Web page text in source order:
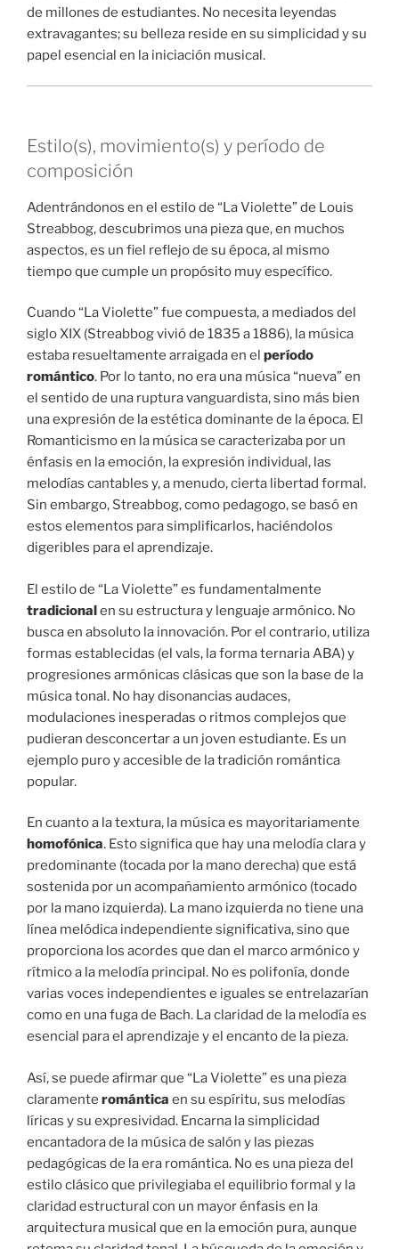
de millones de estudiantes. No necesita leyendas
extravagantes; su belleza reside en su simplicidad y su
papel esencial en la iniciación musical.
Estilo(s), movimiento(s) y período de
composición
Adentrándonos en el estilo de “La Violette” de Louis
Streabbog, descubrimos una pieza que, en muchos
aspectos, es un fiel reflejo de su época, al mismo
tiempo que cumple un propósito muy específico.
Cuando “La Violette” fue compuesta, a mediados del
siglo XIX (Streabbog vivió de 1835 a 1886), la música
estaba resueltamente arraigada en el período
romántico. Por lo tanto, no era una música “nueva” en
el sentido de una ruptura vanguardista, sino más bien
una expresión de la estética dominante de la época. El
Romanticismo en la música se caracterizaba por un
énfasis en la emoción, la expresión individual, las
melodías cantables y, a menudo, cierta libertad formal.
Sin embargo, Streabbog, como pedagogo, se basó en
estos elementos para simplificarlos, haciéndolos
digeribles para el aprendizaje.
El estilo de “La Violette” es fundamentalmente
tradicionalen su estructura y lenguaje armónico. No
busca en absoluto la innovación. Por el contrario, utiliza
formas establecidas (el vals, la forma ternaria ABA) y
progresiones armónicas clásicas que son la base de la
música tonal. No hay disonancias audaces,
modulaciones inesperadas o ritmos complejos que
pudieran desconcertar a un joven estudiante. Es un
ejemplo puro y accesible de la tradición romántica
popular.
En cuanto a la textura, la música es mayoritariamente
homofónica. Esto significa que hay una melodía clara y
predominante (tocada por la mano derecha) que está
sostenida por un acompañamiento armónico (tocado
por la mano izquierda). La mano izquierda no tiene una
línea melódica independiente significativa, sino que
proporciona los acordes que dan el marco armónico y
rítmico a la melodía principal. No es polifonía, donde
varias voces independientes e iguales se entrelazarían
como en una fuga de Bach. La claridad de la melodía es
esencial para el aprendizaje y el encanto de la pieza.
Así, se puede afirmar que “La Violette” es una pieza
claramente romántica en su espíritu, sus melodías
líricas y su expresividad. Encarna la simplicidad
encantadora de la música de salón y las piezas
pedagógicas de la era romántica. No es una pieza del
estilo clásico que privilegiaba el equilibrio formal y la
claridad estructural con un mayor énfasis en la
arquitectura musical que en la emoción pura, aunque